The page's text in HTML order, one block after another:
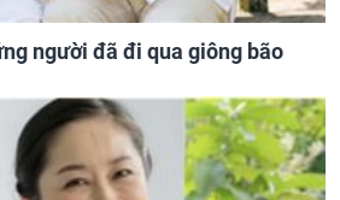
người đã đi qua giông bão